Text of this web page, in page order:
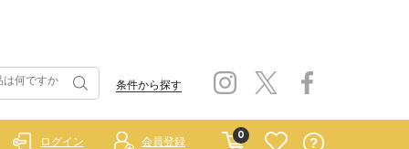
条件から探す
0
ログイン 会員登録